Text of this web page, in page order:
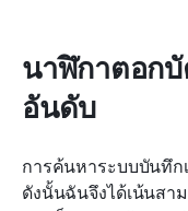
นาฬิกาตอก
อันดับ
การค้นหาระบบบันทึก
ดังนั้นฉันจึงได้เน้นสา